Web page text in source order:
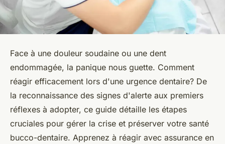
Face à une douleur soudaine ou une dent
endommagée, la panique nous guette. Comment
réagir efficacement lors d'une urgence dentaire? De
la reconnaissance des signes d'alerte aux premiers
réflexes à adopter, ce guide détaille les étapes
cruciales pour gérer la crise et préserver votre santé
bucco-dentaire. Apprenez à réagir avec assurance en